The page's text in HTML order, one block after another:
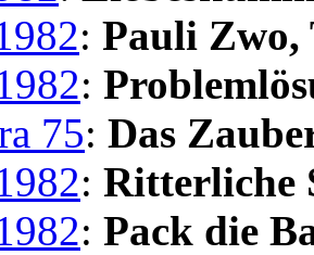
: Pauli Zwo,
:
75: Das
: Ritterliche
: Pack die